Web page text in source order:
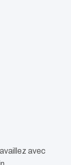
avec